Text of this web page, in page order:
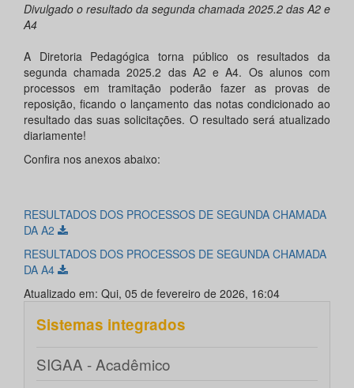
Divulgado o resultado da segunda chamada 2025.2 das A2 e
A4
A Diretoria Pedagógica torna público os resultados da
segunda chamada 2025.2 das A2 e A4. Os alunos com
processos em tramitação poderão fazer as provas de
reposição, ficando o lançamento das notas condicionado ao
resultado das suas solicitações. O resultado será atualizado
diariamente!
Confira nos anexos abaixo:
RESULTADOS DOS PROCESSOS DE SEGUNDA CHAMADA
DA A2
RESULTADOS DOS PROCESSOS DE SEGUNDA CHAMADA
DA A4
Atualizado em: Qui, 05 de fevereiro de 2026, 16:04
Sistemas integrados
SIGAA - Acadêmico